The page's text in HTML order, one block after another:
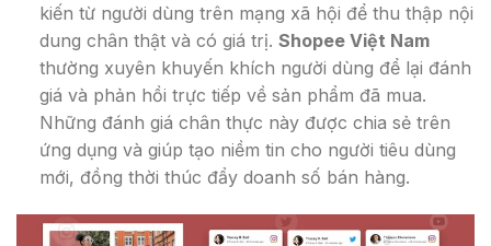
kiến từ người dùng trên mạng xã hội để thu thập nội
dung chân thật và có giá trị. Shopee Việt Nam
thường xuyên khuyến khích người dùng để lại đánh
giá và phản hồi trực tiếp về sản phẩm đã mua.
Những đánh giá chân thực này được chia sẻ trên
ứng dụng và giúp tạo niềm tin cho người tiêu dùng
mới, đồng thời thúc đẩy doanh số bán hàng.